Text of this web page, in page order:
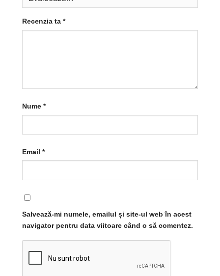
Recenzia ta *
Nume *
Email *
Salvează-mi numele, emailul și site-ul web în acest
navigator pentru data viitoare când o să comentez.